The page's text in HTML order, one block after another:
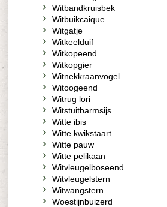
Witbandkruisbek
Witbuikcaique
Witgatje
Witkeelduif
Witkopeend
Witkopgier
Witnekkraanvogel
Witoogeend
Witrug lori
Witstuitbarmsijs
Witte ibis
Witte kwikstaart
Witte pauw
Witte pelikaan
Witvleugelboseend
Witvleugelstern
Witwangstern
Woestijnbuizerd